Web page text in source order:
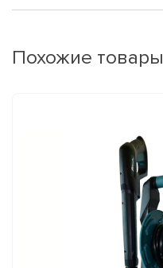
Похожие товары